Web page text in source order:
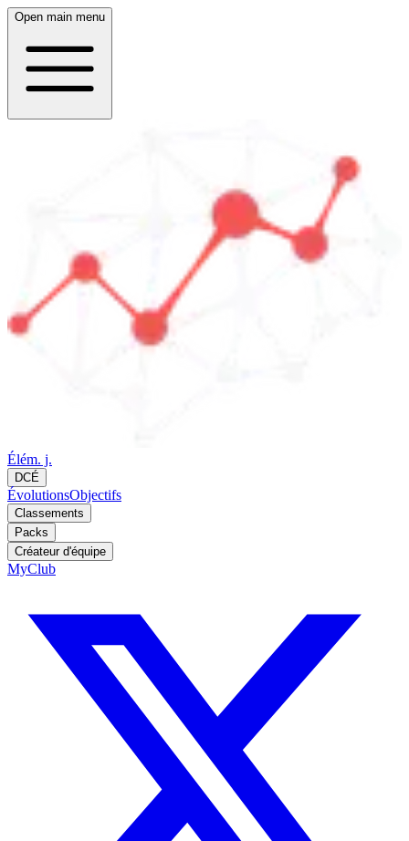
Open main menu
Élém. j.
DCÉ
ÉvolutionsObjectifs
Classements
Packs
Créateur d'équipe
MyClub